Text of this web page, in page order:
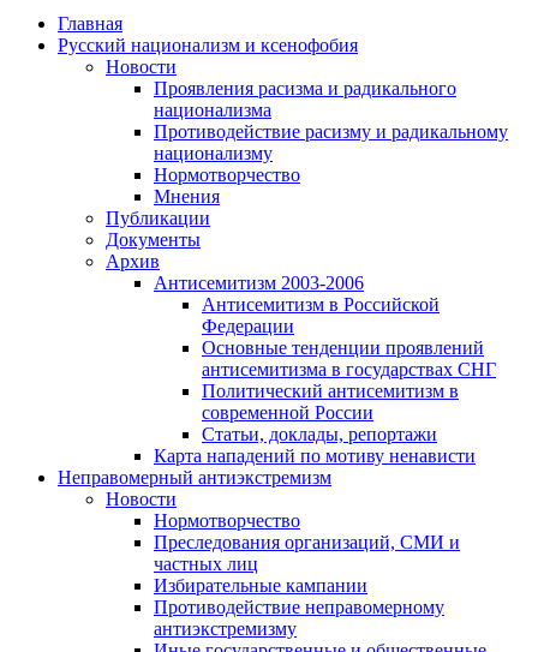
Главная
Русский национализм и ксенофобия
Новости
Проявления расизма и радикального
национализма
Противодействие расизму и радикальному
национализму
Нормотворчество
Мнения
Публикации
Документы
Архив
Антисемитизм 2003-2006
Антисемитизм в Российской
Федерации
Основные тенденции проявлений
антисемитизма в государствах СНГ
Политический антисемитизм в
современной России
Статьи, доклады, репортажи
Карта нападений по мотиву ненависти
Неправомерный антиэкстремизм
Новости
Нормотворчество
Преследования организаций, СМИ и
частных лиц
Избирательные кампании
Противодействие неправомерному
антиэкстремизму